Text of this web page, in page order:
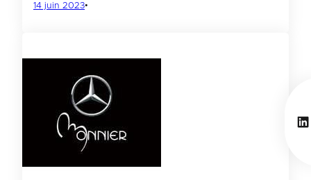
14 juin 2023•